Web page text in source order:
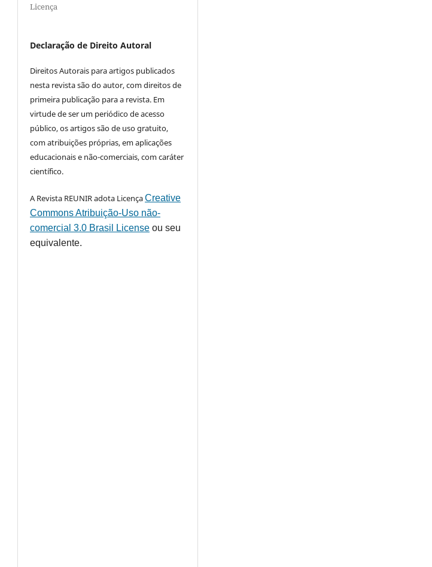
Licença
Declaração de Direito Autoral
Direitos Autorais para artigos publicados
nesta revista são do autor, com direitos de
primeira publicação para a revista. Em
virtude de ser um periódico de acesso
público, os artigos são de uso gratuito,
com atribuições próprias, em aplicações
educacionais e não-comerciais, com caráter
científico.
A Revista REUNIR adota LicençaCreative
Commons Atribuição-Uso não-
comercial 3.0 Brasil License ou seu
equivalente.